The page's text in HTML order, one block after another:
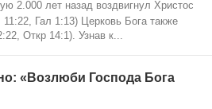
2.000 лет назад воздвигнул Христос
Гал 1:13) Церковь Бога также
Откр 14:1). Узнав к...
«Возлюби Господа Бога